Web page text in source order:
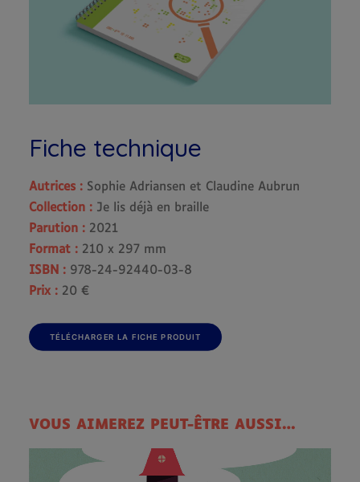
Fiche technique
Autrices : Sophie Adriansen et Claudine Aubrun
Collection : Je lis déjà en braille
Parution : 2021
Format : 210 x 297 mm
ISBN : 978-24-92440-03-8
Prix : 20 €
TÉLÉCHARGER LA FICHE PRODUIT
VOUS AIMEREZ PEUT-ÊTRE AUSSI…